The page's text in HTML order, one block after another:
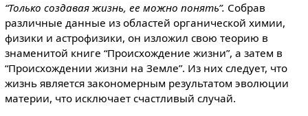
“Только создавая жизнь, ее можно понять”. Собрав
различные данные из областей органической химии,
физики и астрофизики, он изложил свою теорию в
знаменитой книге “Происхождение жизни”, а затем в
“Происхождении жизни на Земле”. Из них следует, что
жизнь является закономерным результатом эволюции
материи, что исключает счастливый случай.